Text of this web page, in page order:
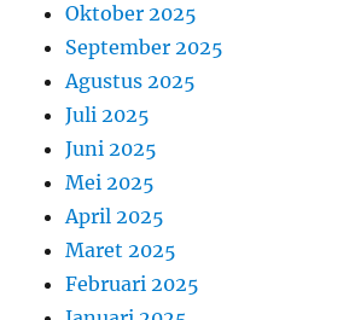
Oktober 2025
September 2025
Agustus 2025
Juli 2025
Juni 2025
Mei 2025
April 2025
Maret 2025
Februari 2025